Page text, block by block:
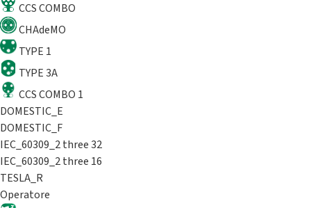
CCS COMBO
CHAdeMO
TYPE 1
TYPE 3A
CCS COMBO 1
DOMESTIC_E
DOMESTIC_F
IEC_60309_2 three 32
IEC_60309_2 three 16
TESLA_R
Operatore